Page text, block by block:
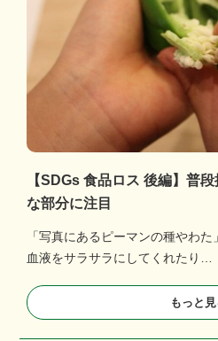
【SDGs 食品ロス 後編】普
な部分に注目
「写真にあるピーマンの種やわた」
血液をサラサラにしてくれたり…
もっと見